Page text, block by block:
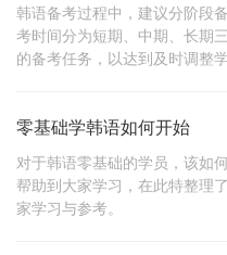
韩语备考过程中，建议分阶段
考时间分为短期、中期、长期
的备考任务，以达到及时调整
零基础学韩语如何开始
对于韩语零基础的学员，该如
帮助到大家学习，在此特整理
家学习与参考。